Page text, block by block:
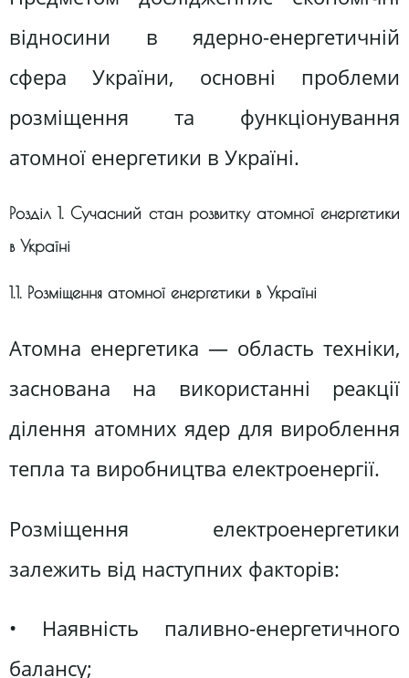
відносини в ядерно-енергетичній
сфера України, основні проблеми
розміщення та функціонування
атомної енергетики в Україні.
Розділ 1. Сучасний стан розвитку атомної енергетики
в Україні
1.1. Розміщення атомної енергетики в Україні
Атомна енергетика — область техніки,
заснована на використанні реакції
ділення атомних ядер для вироблення
тепла та виробництва електроенергії.
Розміщення електроенергетики
залежить від наступних факторів:
• Наявність паливно-енергетичного
балансу;